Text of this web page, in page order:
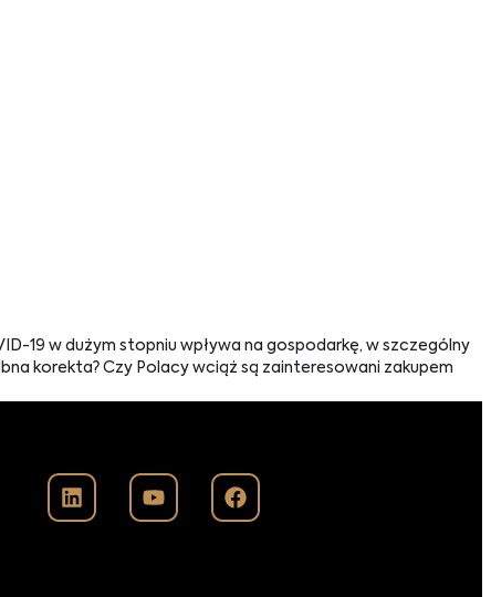
19 w dużym stopniu wpływa na gospodarkę, w szczególny
korekta? Czy Polacy wciąż są zainteresowani zakupem